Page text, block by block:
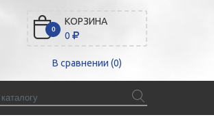
0
КОРЗИНА
0
В сравнении (0)